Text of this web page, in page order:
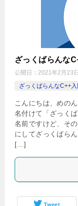
ざっくばらんな
公開日： 2021年2月23日
ざっくばらんなC++入
こんにちは、めの
名付けて「ざっく
名前ですけど、そ
にしてざっくばら
[…]
Tweet